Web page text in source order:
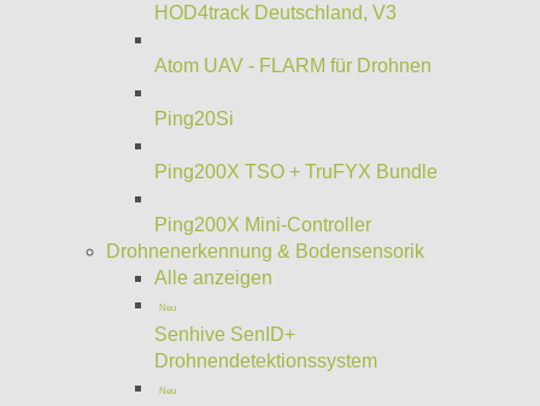
HOD4track Deutschland, V3
Atom UAV - FLARM für Drohnen
Ping20Si
Ping200X TSO + TruFYX Bundle
Ping200X Mini-Controller
Drohnenerkennung & Bodensensorik
Alle anzeigen
Neu
Senhive SenID+
Drohnendetektionssystem
Neu